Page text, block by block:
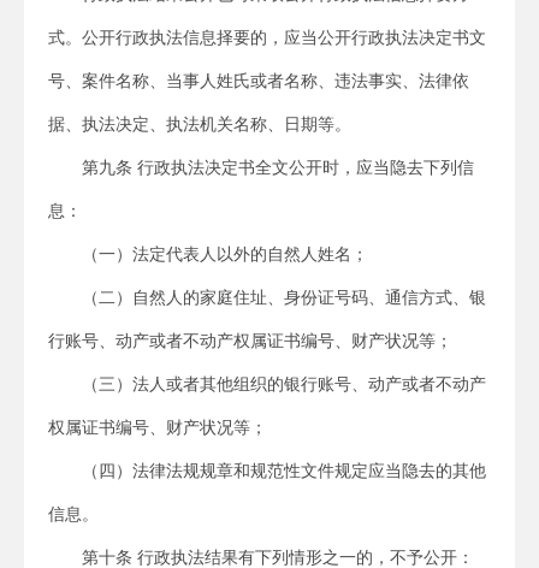
式。公开行政执法信息择要的，应当公开行政执法决定书文
号、案件名称、当事人姓氏或者名称、违法事实、法律依
据、执法决定、执法机关名称、日期等。
第九条 行政执法决定书全文公开时，应当隐去下列信
息：
（一）法定代表人以外的自然人姓名；
（二）自然人的家庭住址、身份证号码、通信方式、银
行账号、动产或者不动产权属证书编号、财产状况等；
（三）法人或者其他组织的银行账号、动产或者不动产
权属证书编号、财产状况等；
（四）法律法规规章和规范性文件规定应当隐去的其他
信息。
第十条 行政执法结果有下列情形之一的，不予公开：